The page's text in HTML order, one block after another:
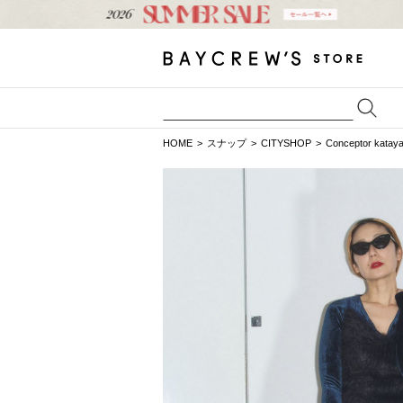
HOME スナップ CITYSHOP Conceptor